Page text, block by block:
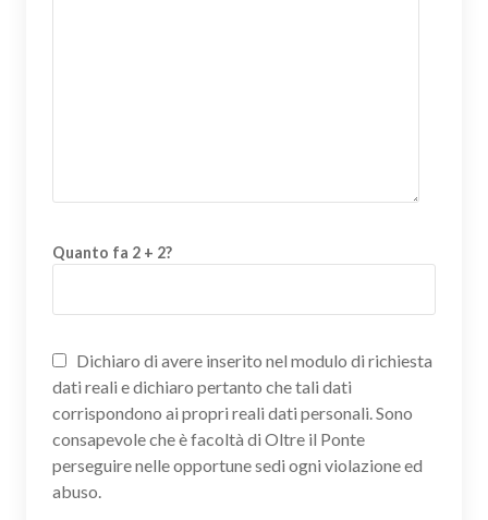
Quanto fa 2 + 2?
Dichiaro di avere inserito nel modulo di richiesta
dati reali e dichiaro pertanto che tali dati
corrispondono ai propri reali dati personali. Sono
consapevole che è facoltà di Oltre il Ponte
perseguire nelle opportune sedi ogni violazione ed
abuso.